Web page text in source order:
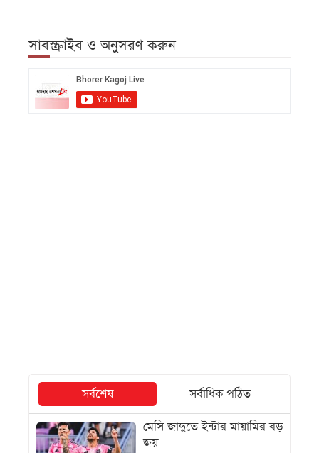
সাবস্ক্রাইব ও অনুসরণ করুন
সর্বশেষ
সর্বাধিক পঠিত
মেসি জাদুতে ইন্টার মায়ামির বড়
জয়